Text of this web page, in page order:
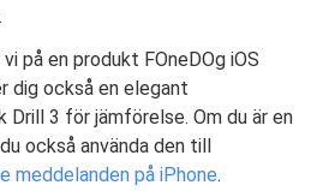
på en produkt FOneDOg iOS
dig också en elegant
Drill 3 för jämförelse. Om du är en
också använda den till
meddelanden på iPhone.